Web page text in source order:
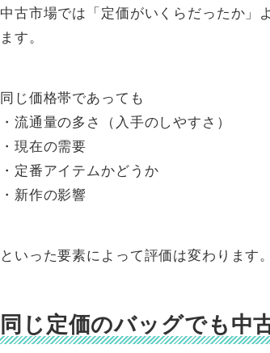
中古市場では「定価がいくらだったか」
ます。
同じ価格帯であっても
・流通量の多さ（入手のしやすさ）
・現在の需要
・定番アイテムかどうか
・新作の影響
といった要素によって評価は変わります。
同じ定価のバッグでも中